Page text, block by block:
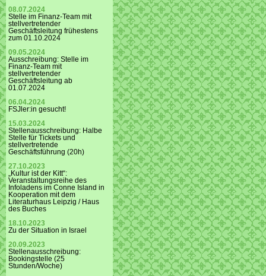
08.07.2024
Stelle im Finanz-Team mit
stellvertretender
Geschäftsleitung frühestens
zum 01.10.2024
09.05.2024
Ausschreibung: Stelle im
Finanz-Team mit
stellvertretender
Geschäftsleitung ab
01.07.2024
06.04.2024
FSJler:in gesucht!
15.03.2024
Stellenausschreibung: Halbe
Stelle für Tickets und
stellvertretende
Geschäftsführung (20h)
27.10.2023
„Kultur ist der Kitt“:
Veranstaltungsreihe des
Infoladens im Conne Island in
Kooperation mit dem
Literaturhaus Leipzig / Haus
des Buches
18.10.2023
Zu der Situation in Israel
20.09.2023
Stellenausschreibung:
Bookingstelle (25
Stunden/Woche)